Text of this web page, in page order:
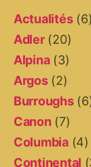
Actualités(6)
Adler(20)
Alpina(3)
Argos(2)
Burroughs
Canon (7)
Columbia(4)
Continental